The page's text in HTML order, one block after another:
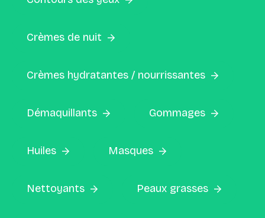
Crèmes de nuit
Crèmes hydratantes / nourrissantes
Démaquillants Gommages
Huiles Masques
Nettoyants Peaux grasses